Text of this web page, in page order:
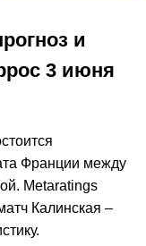
и
3 июня
Франции между
Metaratings
Калинская –